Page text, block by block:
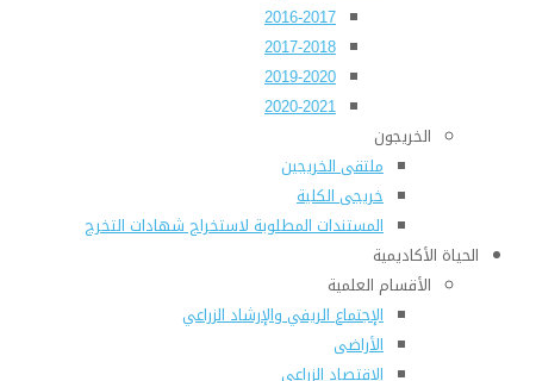
2016-2017
2017-2018
2019-2020
2020-2021
الخريجون
ملتقى الخريجين
خريجى الكلية
المستندات المطلوبة لاستخراج شهادات التخرج
الحياة الأكاديمية
الأقسام العلمية
الإجتماع الريفي والإرشاد الزراعي
الأراضى
الإقتصاد الزراعى